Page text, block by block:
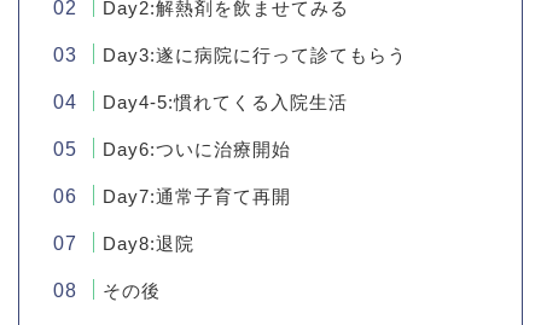
Day2:解熱剤を飲ませてみる
Day3:遂に病院に行って診てもらう
Day4-5:慣れてくる入院生活
Day6:ついに治療開始
Day7:通常子育て再開
Day8:退院
その後